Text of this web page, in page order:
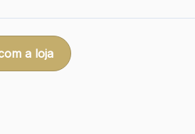
a loja